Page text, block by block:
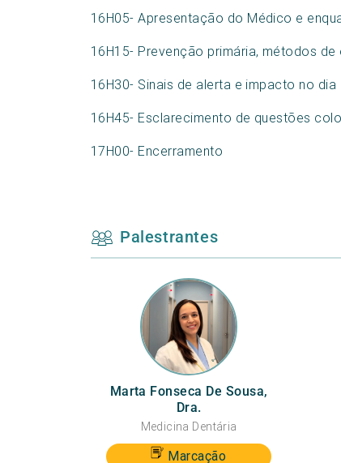
16H05- Apresentação do Médico e
16H15- Prevenção primária, métodos
16H30- Sinais de alerta e impacto no dia
16H45- Esclarecimento de questões
17H00- Encerramento
Palestrantes
Marta Fonseca De Sousa,
Dra.
Medicina Dentária
Marcação